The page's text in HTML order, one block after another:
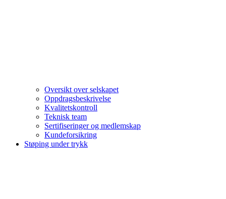
Oversikt over selskapet
Oppdragsbeskrivelse
Kvalitetskontroll
Teknisk team
Sertifiseringer og medlemskap
Kundeforsikring
Støping under trykk